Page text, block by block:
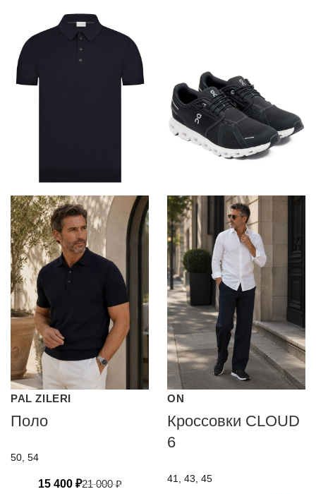
PAL ZILERI
Поло
50, 54
15 400 ₽21 000₽
ON
Кроссовки CLOUD
6
41, 43, 45